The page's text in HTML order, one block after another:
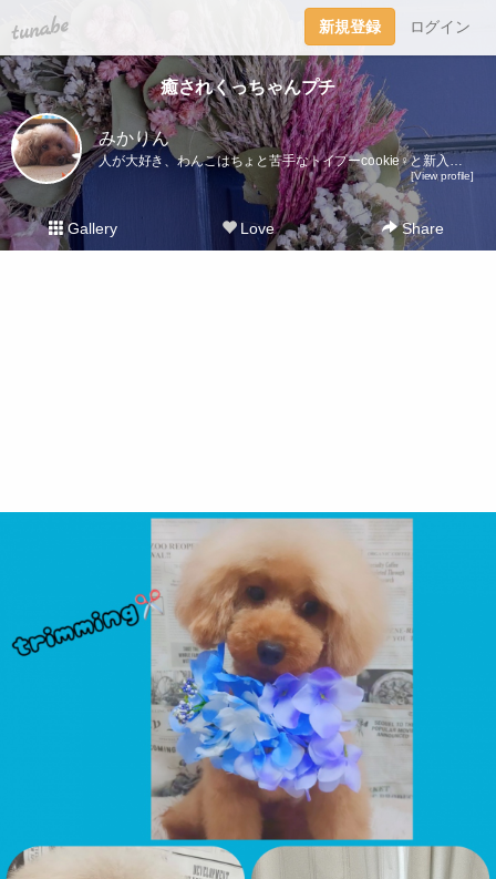
tuna.be 新規登録 ログイン
癒されくっちゃんプチ
みかりん
人が大好き、わんこはちょと苦手なトイプーcookie♀︎と新入りICE♂︎のことや日常を綴っていきますメインブログhttp://c18-m19.cocolog-nifty.com/blog/
[View profile]
Gallery Love Share